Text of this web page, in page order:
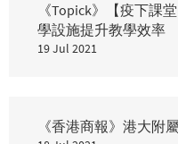
《Topick》【疫下課
學設施提升教學效率
19 Jul 2021
《香港商報》港大附